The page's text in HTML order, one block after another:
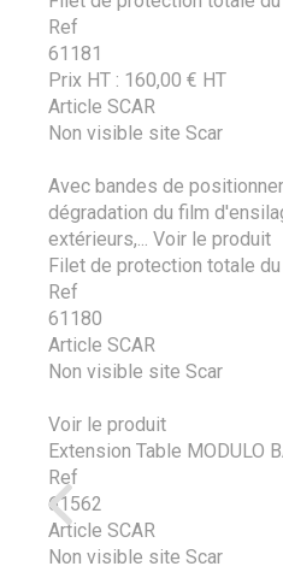
Ref
61181
Prix HT : 160,00 € HT
Article SCAR
Non visible site Scar
Avec bandes de
dégradation du film
extérieurs,...
Voir le produit
Filet de protection totale
Ref
61180
Article SCAR
Non visible site Scar
Voir le produit
Extension Table MODULO
Ref
61562
Article SCAR
Non visible site Scar